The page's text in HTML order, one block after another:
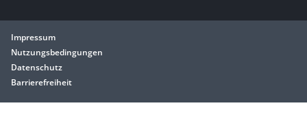
Impressum
Nutzungsbedingungen
Datenschutz
Barrierefreiheit